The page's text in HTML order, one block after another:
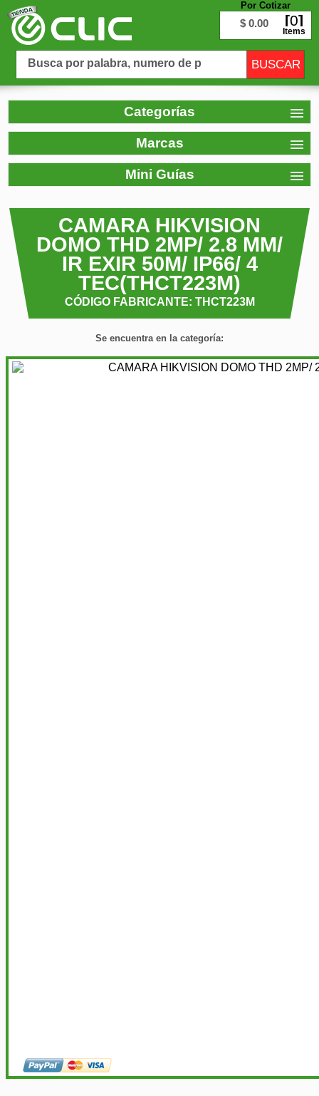
Por Cotizar
$ 0.00 0
Items
Categorías
Marcas
Mini Guías
CAMARA HIKVISION
DOMO THD 2MP/ 2.8 MM/
IR EXIR 50M/ IP66/ 4
TEC(THCT223M)
CÓDIGO FABRICANTE: THCT223M
Se encuentra en la categoría: